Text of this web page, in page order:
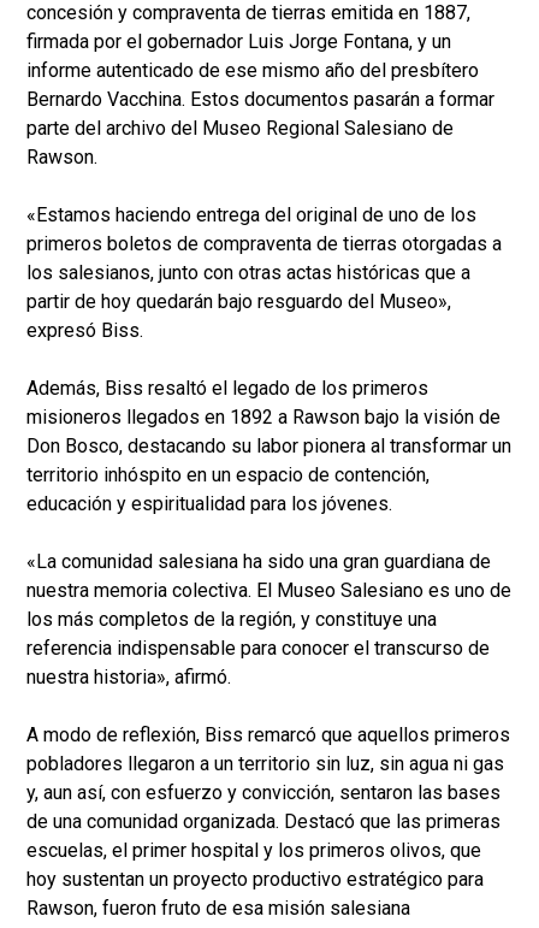
concesión y compraventa de tierras emitida en 1887,
firmada por el gobernador Luis Jorge Fontana, y un
informe autenticado de ese mismo año del presbítero
Bernardo Vacchina. Estos documentos pasarán a formar
parte del archivo del Museo Regional Salesiano de
Rawson.
«Estamos haciendo entrega del original de uno de los
primeros boletos de compraventa de tierras otorgadas a
los salesianos, junto con otras actas históricas que a
partir de hoy quedarán bajo resguardo del Museo»,
expresó Biss.
Además, Biss resaltó el legado de los primeros
misioneros llegados en 1892 a Rawson bajo la visión de
Don Bosco, destacando su labor pionera al transformar un
territorio inhóspito en un espacio de contención,
educación y espiritualidad para los jóvenes.
«La comunidad salesiana ha sido una gran guardiana de
nuestra memoria colectiva. El Museo Salesiano es uno de
los más completos de la región, y constituye una
referencia indispensable para conocer el transcurso de
nuestra historia», afirmó.
A modo de reflexión, Biss remarcó que aquellos primeros
pobladores llegaron a un territorio sin luz, sin agua ni gas
y, aun así, con esfuerzo y convicción, sentaron las bases
de una comunidad organizada. Destacó que las primeras
escuelas, el primer hospital y los primeros olivos, que
hoy sustentan un proyecto productivo estratégico para
Rawson, fueron fruto de esa misión salesiana